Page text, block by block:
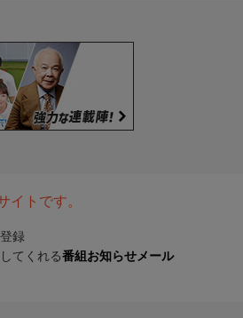
イトです。
録
てくれる番組お知らせメール